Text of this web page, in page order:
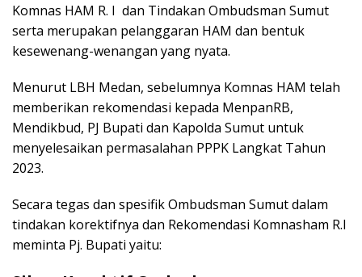
Komnas HAM R. I dan Tindakan Ombudsman Sumut
serta merupakan pelanggaran HAM dan bentuk
kesewenang-wenangan yang nyata.
Menurut LBH Medan, sebelumnya Komnas HAM telah
memberikan rekomendasi kepada MenpanRB,
Mendikbud, PJ Bupati dan Kapolda Sumut untuk
menyelesaikan permasalahan PPPK Langkat Tahun
2023.
Secara tegas dan spesifik Ombudsman Sumut dalam
tindakan korektifnya dan Rekomendasi Komnasham R.I
meminta Pj. Bupati yaitu: